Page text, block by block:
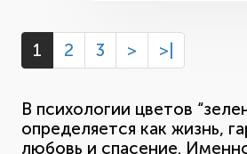
1 2 3 > >|
В психологии цветов
определяется как жизнь,
любовь и спасение.